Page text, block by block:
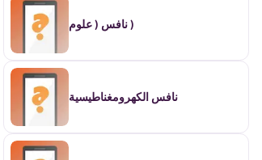
نافس ( علوم )
نافس الكهرومغناطيسية